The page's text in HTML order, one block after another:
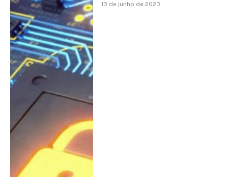
13 de junho de 2023